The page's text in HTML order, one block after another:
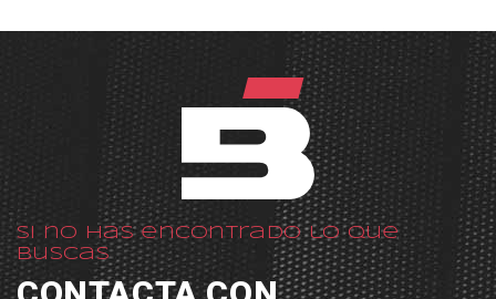
Si no has encontrado lo que
buscas